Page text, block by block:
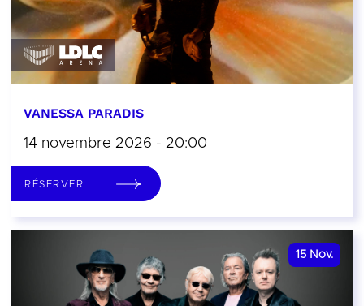
VANESSA PARADIS
14 novembre 2026 - 20:00
RÉSERVER
15 Nov.